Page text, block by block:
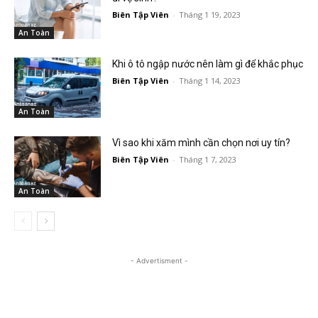
An Toàn
Biên Tập Viên - Tháng 1 19, 2023
An Toàn
Khi ô tô ngập nước nên làm gì để khắc phục
Biên Tập Viên - Tháng 1 14, 2023
An Toàn
Vì sao khi xăm mình cần chọn nơi uy tín?
Biên Tập Viên - Tháng 1 7, 2023
- Advertisment -